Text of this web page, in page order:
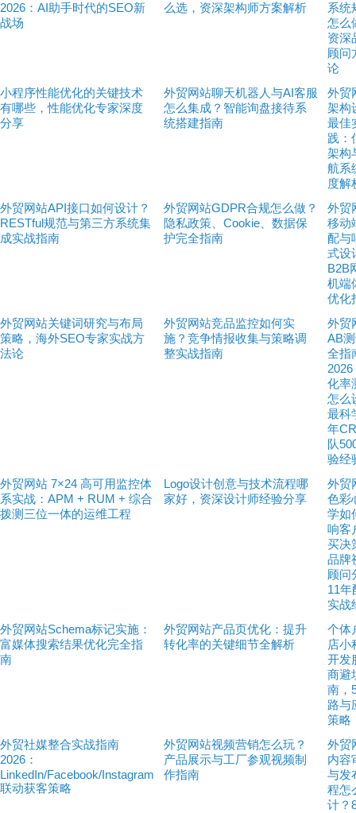
2026：AI助手时代的SEO新
战场
么选，资深架构师方案解析
系统
怎么
资深
顾问
论
小程序性能优化的关键技术
有哪些，性能优化专家深度
分享
外贸网站聊天机器人与AI客服
怎么集成？智能询盘接待系
统搭建指南
外贸
架构
最佳
践：
架构
航系
度解
外贸网站API接口如何设计？
RESTful规范与第三方系统集
成实战指南
外贸网站GDPR合规怎么做？
隐私政策、Cookie、数据保
护完全指南
外贸
移动
配与
式设
B2B
机端
优化
外贸网站关键词研究与布局
策略，海外SEO专家实战方
法论
外贸网站竞品监控如何实
施？竞争情报收集与策略调
整实战指南
外贸
AB
全指
化率
怎么
最科
年
队
验经
外贸网站 7×24 高可用监控体
系实战：APM + RUM + 综合
拨测三位一体的运维工程
Logo设计创意与技术流程哪
家好，资深设计师经验分享
外贸
色彩
学如
响客
买决
品牌
顾问
11年
实战
外贸网站Schema标记实施：
富媒体搜索结果优化完全指
南
外贸网站产品页优化：提升
转化率的关键细节全解析
个体
店小
开发
商避
南，
路与
策略
外贸社媒整合实战指南
2026：
LinkedIn/Facebook/Instagram
联动获客策略
外贸网站视频营销怎么玩？
产品展示与工厂参观视频制
作指南
外贸
内容
与发
程怎
计？